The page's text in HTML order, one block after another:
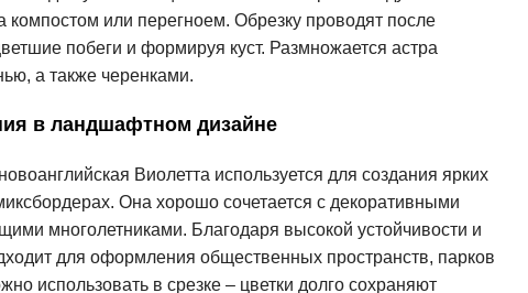
компостом или перегноем. Обрезку проводят после
побеги и формируя куст. Размножается астра
а также черенками.
в ландшафтном дизайне
Виолетта используется для создания ярких
Она хорошо сочетается с декоративными
многолетниками. Благодаря высокой устойчивости и
для оформления общественных пространств, парков
использовать в срезке – цветки долго сохраняют